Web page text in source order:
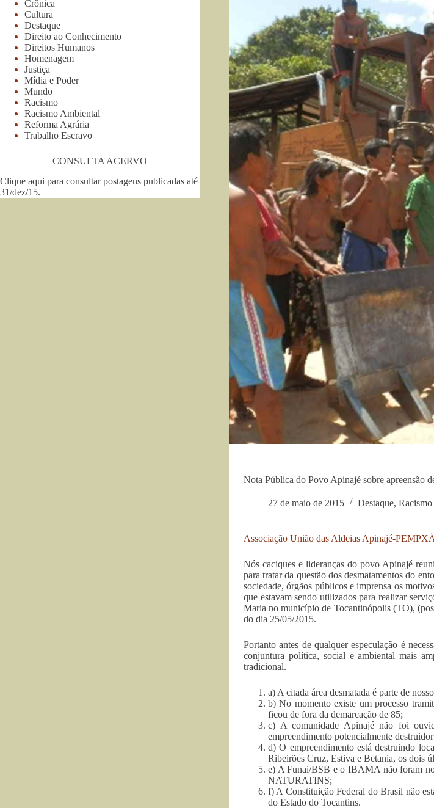
Nota Pública do Povo Apinajé sobre apreensão
27 de maio de 2015 Destaque,
Associação União das Aldeias Apinajé-PEMPXÀ
Nós caciques e lideranças do povo Apinajé
para tratar da questão dos desmatamentos do
sociedade, órgãos públicos e imprensa os
que estavam sendo utilizados para realizar
Maria no município de Tocantinópolis (TO),
do dia 25/05/2015.
Portanto antes de qualquer especulação é
conjuntura política, social e ambiental mais
tradicional.
a) A citada área desmatada é parte de
b) No momento existe um processo
ficou de fora da demarcação de 85;
c) A comunidade Apinajé não foi
empreendimento potencialmente
d) O empreendimento está destruindo
Ribeirões Cruz, Estiva e Betania, os dois
e) A Funai/BSB e o IBAMA não foram
NATURATINS;
f) A Constituição Federal do Brasil não
do Estado do Tocantins.
Crônica
Cultura
Destaque
Direito ao Conhecimento
Direitos Humanos
Homenagem
Justiça
Mídia e Poder
Mundo
Racismo
Racismo Ambiental
Reforma Agrária
Trabalho Escravo
CONSULTA ACERVO
Clique aqui para consultar postagens publicadas até
31/dez/15.